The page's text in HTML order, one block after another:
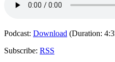
Podcast: Download (Duration:
Subscribe: RSS